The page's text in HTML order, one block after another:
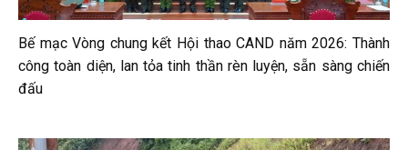
Bế mạc Vòng chung kết Hội thao CAND năm 2026: Thành
công toàn diện, lan tỏa tinh thần rèn luyện, sẵn sàng chiến
đấu